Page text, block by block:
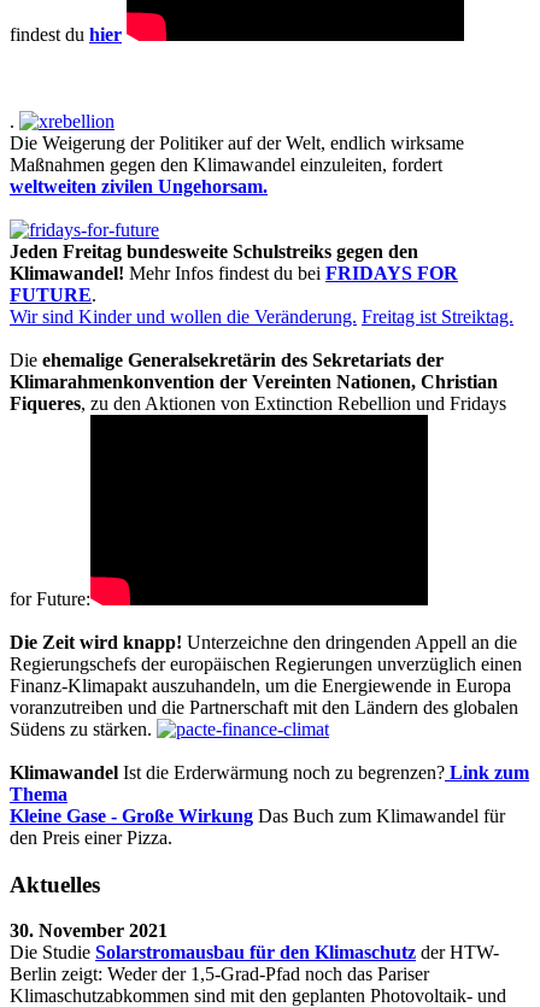
findest du hier
.
Die Weigerung der Politiker auf der Welt, endlich wirksame
Maßnahmen gegen den Klimawandel einzuleiten, fordert
weltweiten zivilen Ungehorsam.
Jeden Freitag bundesweite Schulstreiks gegen den
Klimawandel! Mehr Infos findest du bei FRIDAYS FOR
FUTURE.
Wir sind Kinder und wollen die Veränderung. Freitag ist Streiktag.
Die ehemalige Generalsekretärin des Sekretariats der
Klimarahmenkonvention der Vereinten Nationen, Christian
Fiqueres, zu den Aktionen von Extinction Rebellion und Fridays
for Future:
Die Zeit wird knapp! Unterzeichne den dringenden Appell an die
Regierungschefs der europäischen Regierungen unverzüglich einen
Finanz-Klimapakt auszuhandeln, um die Energiewende in Europa
voranzutreiben und die Partnerschaft mit den Ländern des globalen
Südens zu stärken.
Klimawandel Ist die Erderwärmung noch zu begrenzen? Link zum
Thema
Kleine Gase - Große Wirkung Das Buch zum Klimawandel für
den Preis einer Pizza.
Aktuelles
30. November 2021
Die Studie Solarstromausbau für den Klimaschutz der HTW-
Berlin zeigt: Weder der 1,5-Grad-Pfad noch das Pariser
Klimaschutzabkommen sind mit den geplanten Photovoltaik- und